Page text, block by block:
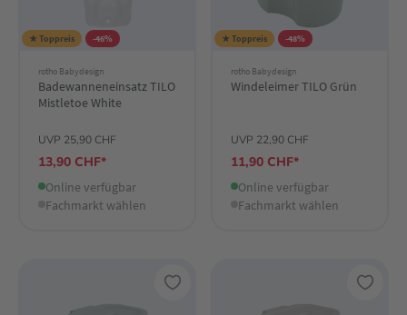
★ Toppreis -46%
rotho Babydesign
Badewanneneinsatz TILO
Mistletoe White
UVP 25,90 CHF
13,90 CHF*
Online verfügbar
Fachmarkt wählen
★ Toppreis -48%
rotho Babydesign
Windeleimer TILO Grün
UVP 22,90 CHF
11,90 CHF*
Online verfügbar
Fachmarkt wählen